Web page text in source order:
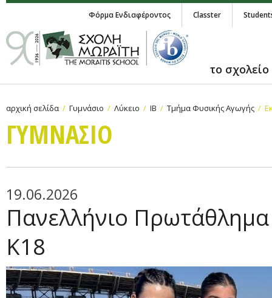
Φόρμα Ενδιαφέροντος Classter
το σχολείο
αρχική σελίδα Γυμνάσιο Λύκειο IB Τμήμα Φυσικής Αγωγής
ΓΥΜΝAΣΙΟ
19.06.2026
Πανελλήνιο Πρωτάθλημα
Κ18